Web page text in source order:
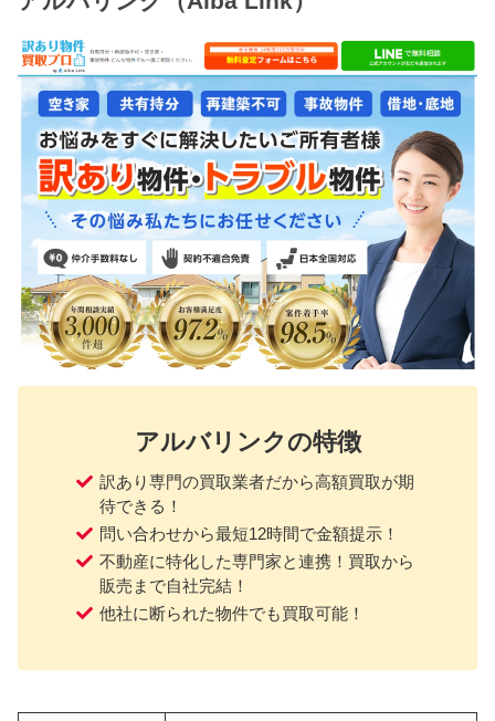
アルバリンクの特徴
訳あり専門の買取業者だから高額買取が期
待できる！
問い合わせから最短12時間で金額提示！
不動産に特化した専門家と連携！買取から
販売まで自社完結！
他社に断られた物件でも買取可能！